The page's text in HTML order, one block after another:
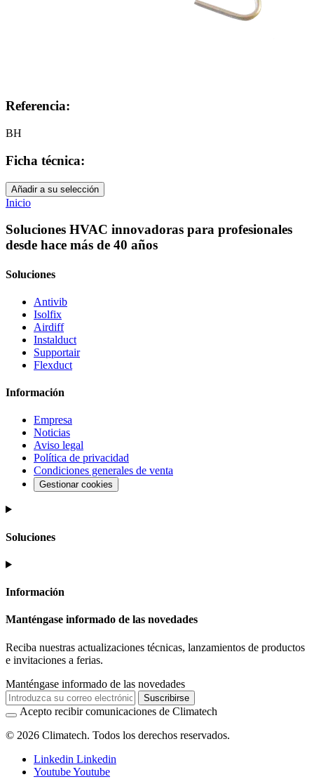
Referencia:
BH
Ficha técnica:
Añadir a su selección
Inicio
Soluciones HVAC innovadoras para profesionales
desde hace más de 40 años
Soluciones
Antivib
Isolfix
Airdiff
Instalduct
Supportair
Flexduct
Información
Empresa
Noticias
Aviso legal
Política de privacidad
Condiciones generales de venta
Gestionar cookies
Soluciones
Información
Manténgase informado de las novedades
Reciba nuestras actualizaciones técnicas, lanzamientos de productos
e invitaciones a ferias.
Manténgase informado de las novedades
Suscribirse
Acepto recibir comunicaciones de Climatech
© 2026 Climatech. Todos los derechos reservados.
Linkedin Linkedin
YoutubeYoutube